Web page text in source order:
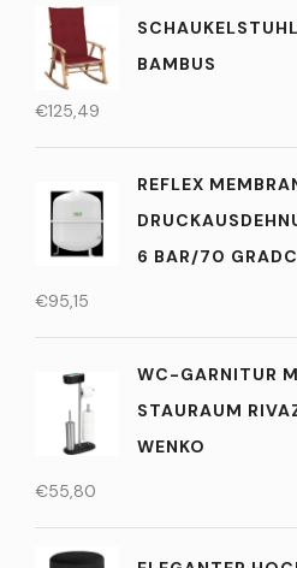
BAMBUS
€125,49
REFLEX
BAR/70 GRADC,
€95,15
WC-GARNITUR
STAURAUM
ENKO
€55,80